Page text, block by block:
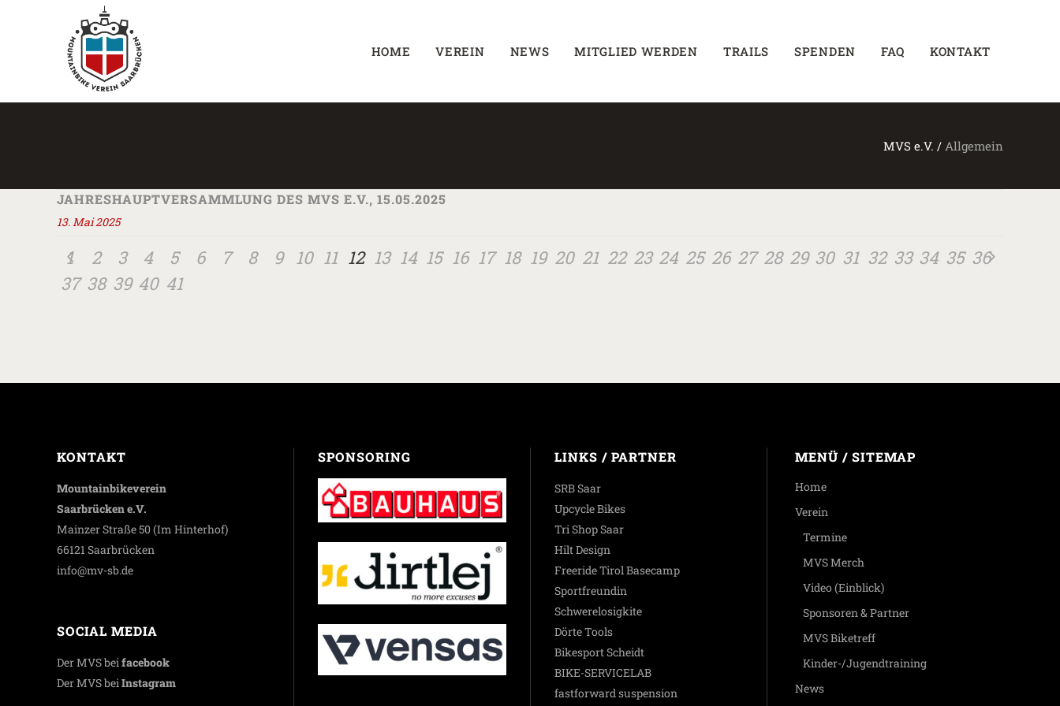
HOME VEREIN NEWS MITGLIED WERDEN TRAILS SPENDEN FAQ KONTAKT
MVS e.V. / Allgemein
JAHRESHAUPTVERSAMMLUNG DES MVS E.V., 15.05.2025
13. Mai 2025
1 2 3 4 5 6 7 8 9 10 11 12 13 14 15 16 17 18 19 20 21 22 23 24 25 26 27 28 29 30 31 32 33 34 35 36
37 38 39 40 41
KONTAKT
Mountainbikeverein
Saarbrücken e.V.
Mainzer Straße 50 (Im Hinterhof)
66121 Saarbrücken
info@mv-sb.de
SOCIAL MEDIA
Der MVS beifacebook
Der MVS beiInstagram
SPONSORING LINKS / PARTNER
SRB Saar
Upcycle Bikes
Tri Shop Saar
Hilt Design
Freeride Tirol Basecamp
Sportfreundin
Schwerelosigkite
Dörte Tools
Bikesport Scheidt
BIKE-SERVICELAB
fastforward suspension
MENÜ / SITEMAP
Home
Verein
Termine
MVS Merch
Video (Einblick)
Sponsoren & Partner
MVS Biketreff
Kinder-/Jugendtraining
News